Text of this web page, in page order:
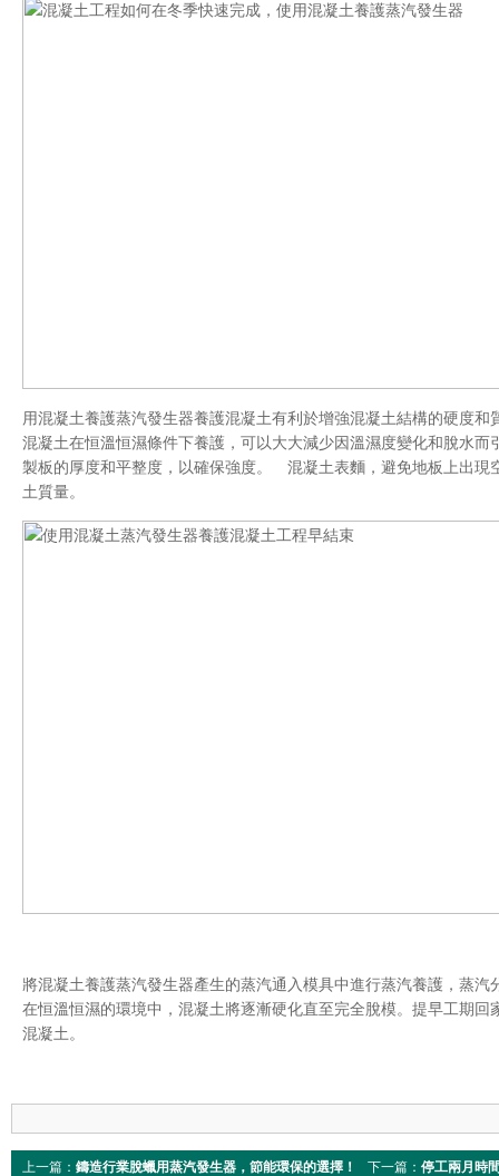
用混凝土養護蒸汽發生器養護混凝土有利於增強混凝土結構的硬度
混凝土在恒溫恒濕條件下養護，可以大大減少因溫濕度變化和脫水而
製板的厚度和平整度，以確保強度。 混凝土表麵，避免地板上出現
土質量。
將混凝土養護蒸汽發生器產生的蒸汽通入模具中進行蒸汽養護，蒸汽
在恒溫恒濕的環境中，混凝土將逐漸硬化直至完全脫模。提早工期回
混凝土。
下一篇： 停工兩月時
上一篇： 鑄造行業脫蠟用蒸汽發生器，節能環保的選擇！